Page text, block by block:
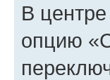
В
опцию